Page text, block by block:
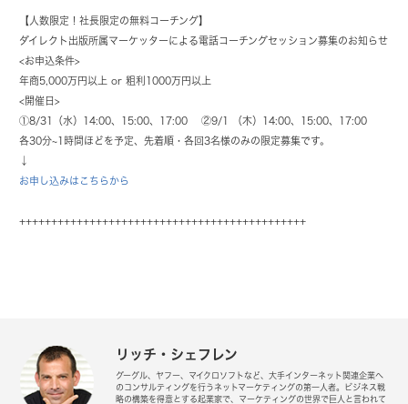
【人数限定！社長限定の無料コーチング】
ダイレクト出版所属マーケッターによる電話コーチングセッション募集のお知らせ
<お申込条件>
年商5,000万円以上 or 粗利1000万円以上
<開催日>
①8/31（水）14:00、15:00、17:00 ②9/1 （木）14:00、15:00、17:00
各30分~1時間ほどを予定、先着順・各回3名様のみの限定募集です。
お申し込みはこちらから
+++++++++++++++++++++++++++++++++++++++++++++
リッチ・シェフレン
グーグル、ヤフー、マイクロソフトなど、大手インターネット関連企業へ
のコンサルティングを行うネットマーケティングの第一人者。ビジネス戦
略の構築を得意とする起業家で、マーケティングの世界で巨人と言われて